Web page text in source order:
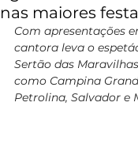
nas maiores
Com apresentações
cantora leva o
Sertão das
como Campina
Petrolina, Salvador e